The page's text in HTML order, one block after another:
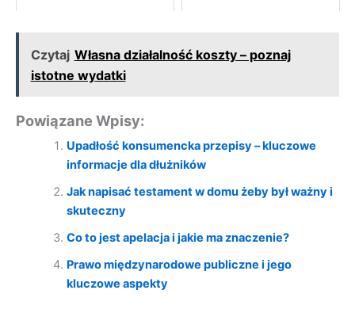
Czytaj Własna działalność koszty – poznaj
istotne wydatki
Powiązane Wpisy:
Upadłość konsumencka przepisy – kluczowe
informacje dla dłużników
Jak napisać testament w domu żeby był ważny i
skuteczny
Co to jest apelacja i jakie ma znaczenie?
Prawo międzynarodowe publiczne i jego
kluczowe aspekty